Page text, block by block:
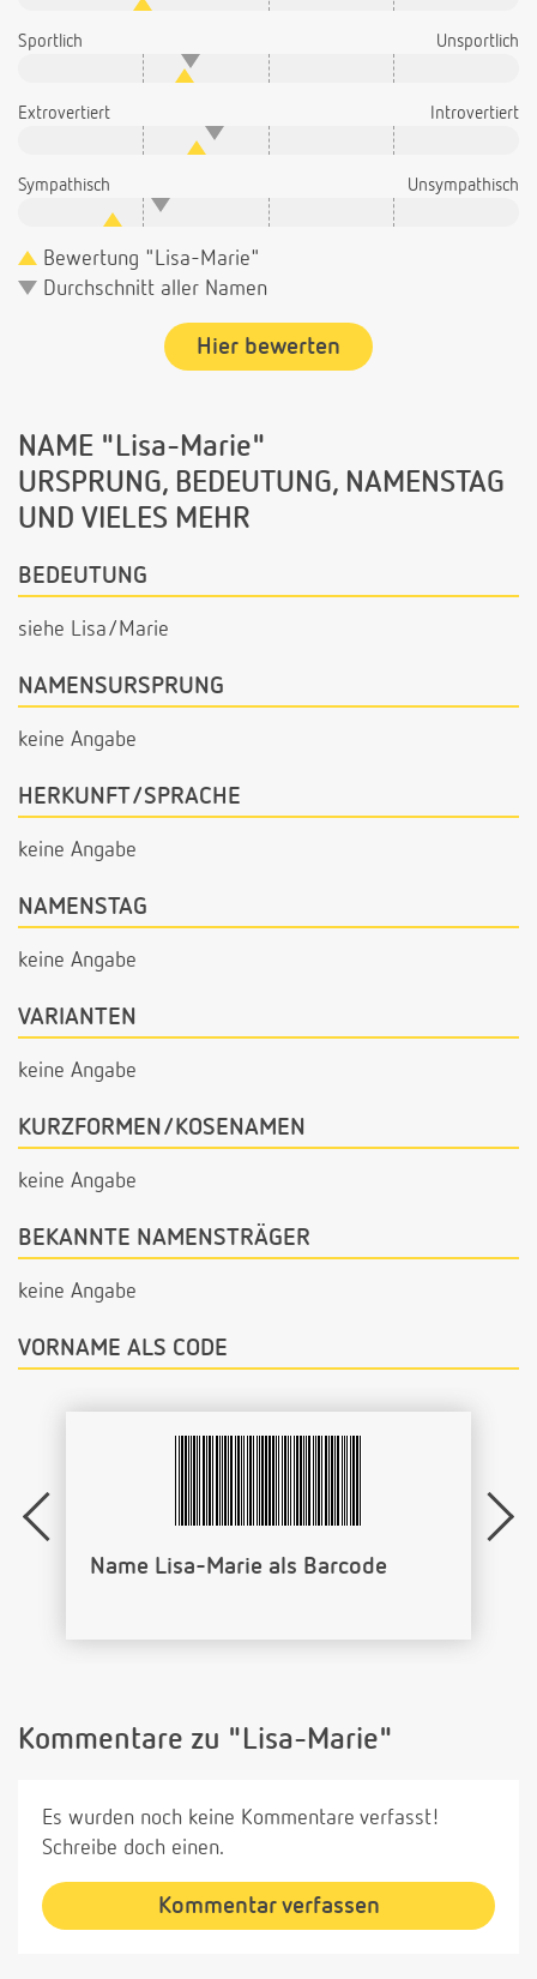
Sportlich Unsportlich
Extrovertiert Introvertiert
Sympathisch Unsympathisch
Bewertung "Lisa-Marie"
Durchschnitt aller Namen
Hier bewerten
NAME "Lisa-Marie"
URSPRUNG, BEDEUTUNG, NAMENSTAG
UND VIELES MEHR
BEDEUTUNG
siehe Lisa/Marie
NAMENSURSPRUNG
keine Angabe
HERKUNFT/SPRACHE
keine Angabe
NAMENSTAG
keine Angabe
VARIANTEN
keine Angabe
KURZFORMEN/KOSENAMEN
keine Angabe
BEKANNTE NAMENSTRÄGER
keine Angabe
VORNAME ALS CODE
Name Lisa-Marie als Barcode
Kommentare zu "Lisa-Marie"
Es wurden noch keine Kommentare verfasst!
Schreibe doch einen.
Kommentar verfassen